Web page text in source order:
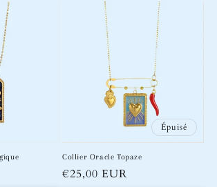
Épuisé
Collier Oracle Topaze
Prix
€25,00 EUR